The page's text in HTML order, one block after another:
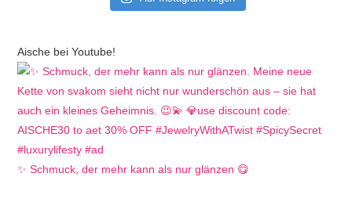
Aische bei Youtube!
✨ Schmuck, der mehr kann als nur glänzen 😋